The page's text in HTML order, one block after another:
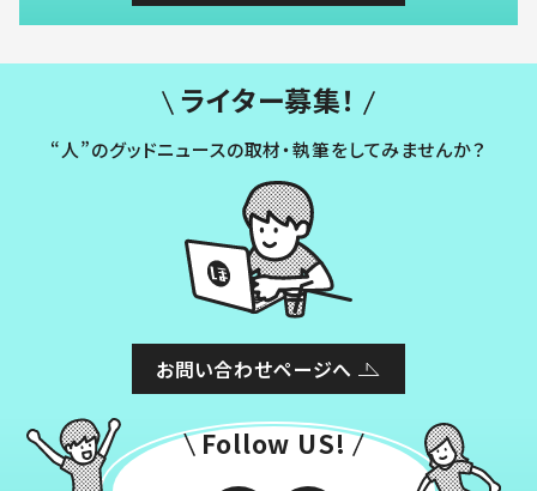
ライター募集！
“人”のグッドニュースの取材・執筆をしてみませんか？
お問い合わせページへ
Follow US!